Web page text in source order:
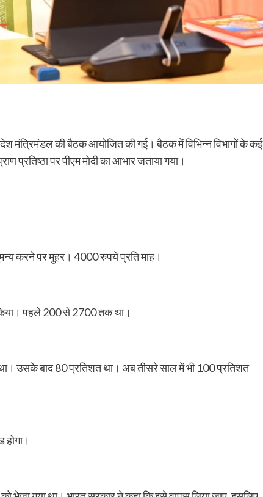
मंत्रिमंडल की बैठक आयोजित की गई। बैठक में विभिन्न विभागों के कई
प्रतिष्ठा पर पीएम मोदी का आभार जताया गया।
करने पर मुहर। 4000 रुपये प्रति माह।
पहले 200 से 2700 तक था।
उसके बाद 80 प्रतिशत था। अब तीसरे साल में भी 100 प्रतिशत